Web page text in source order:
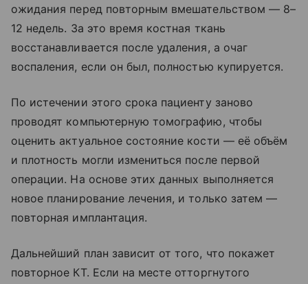
ожидания перед повторным вмешательством — 8–
12 недель. За это время костная ткань
восстанавливается после удаления, а очаг
воспаления, если он был, полностью купируется.
По истечении этого срока пациенту заново
проводят компьютерную томографию, чтобы
оценить актуальное состояние кости — её объём
и плотность могли измениться после первой
операции. На основе этих данных выполняется
новое планирование лечения, и только затем —
повторная имплантация.
Дальнейший план зависит от того, что покажет
повторное КТ. Если на месте отторгнутого